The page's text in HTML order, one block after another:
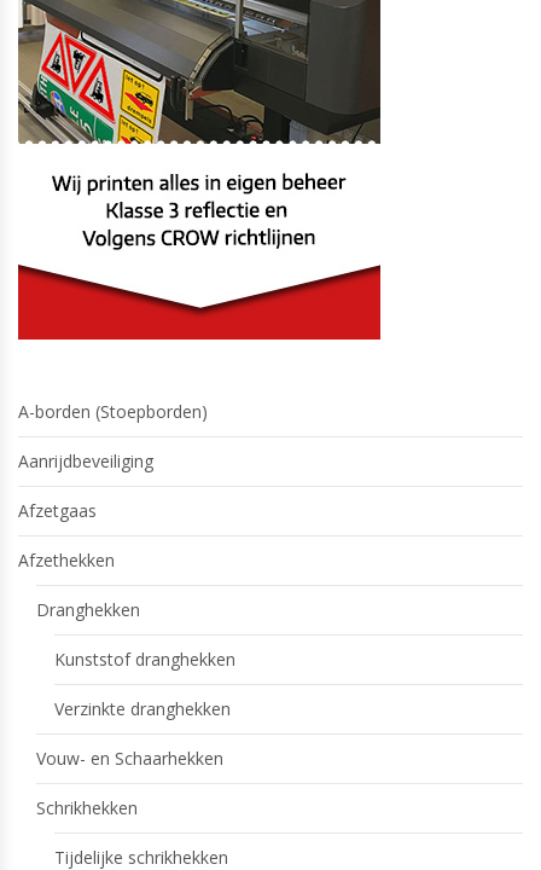
A-borden (Stoepborden)
Aanrijdbeveiliging
Afzetgaas
Afzethekken
Dranghekken
Kunststof dranghekken
Verzinkte dranghekken
Vouw- en Schaarhekken
Schrikhekken
Tijdelijke schrikhekken